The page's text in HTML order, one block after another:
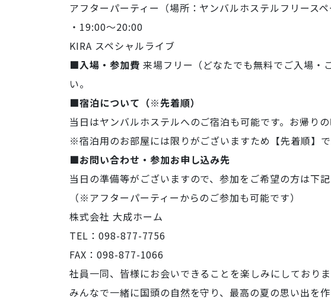
アフターパーティー（場所：ヤンバルホステルフリースペ
・19:00〜20:00
KIRA スペシャルライブ
■入場・参加費 来場フリー（どなたでも無料でご入場・
い。
■宿泊について（※先着順）
当日はヤンバルホステルへのご宿泊も可能です。お帰り
※宿泊用のお部屋には限りがございますため【先着順】
■お問い合わせ・参加お申し込み先
当日の準備等がございますので、参加をご希望の方は下記
（※アフターパーティーからのご参加も可能です）
株式会社 大成ホーム
TEL：098-877-7756
FAX：098-877-1066
社員一同、皆様にお会いできることを楽しみにしておりま
みんなで一緒に国頭の自然を守り、最高の夏の思い出を作